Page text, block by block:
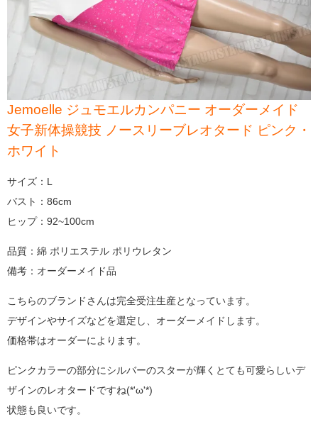
Jemoelle ジュモエルカンパニー オーダーメイド
女子新体操競技 ノースリーブレオタード ピンク・
ホワイト
サイズ：L
バスト：86cm
ヒップ：92~100cm
品質：綿 ポリエステル ポリウレタン
備考：オーダーメイド品
こちらのブランドさんは完全受注生産となっています。
デザインやサイズなどを選定し、オーダーメイドします。
価格帯はオーダーによります。
ピンクカラーの部分にシルバーのスターが輝くとても可愛らしいデ
ザインのレオタードですね(*'ω'*)
状態も良いです。